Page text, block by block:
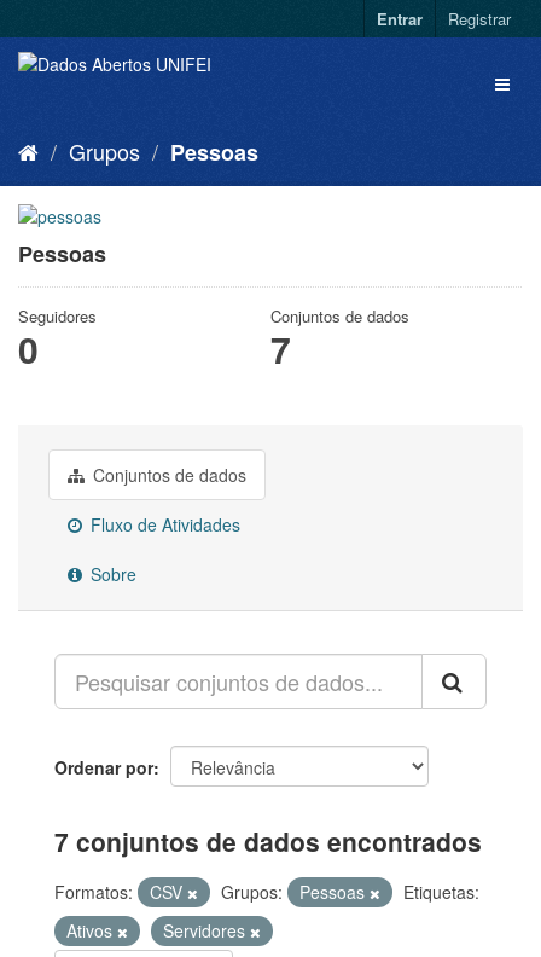
Entrar Registrar
Grupos Pessoas
Pessoas
Seguidores
0
Conjuntos de dados
7
Conjuntos de dados
Fluxo de Atividades
Sobre
Ordenar por
7 conjuntos de dados encontrados
Formatos: CSV Grupos: Pessoas
Etiquetas:
Ativos
Servidores